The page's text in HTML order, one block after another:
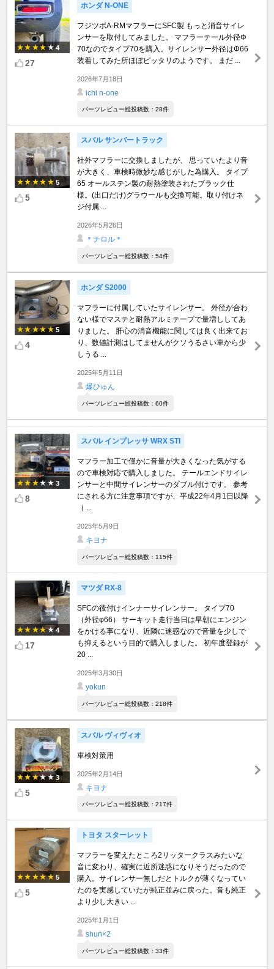
4
27
ホンダ N-ONE
フジツボA-RMマフラーにSFC製 もっと消音サイレ
ンサーを取付してみました。 マフラーテール外径Φ
70なのでタイプ70を購入。サイレンサー外径はΦ66
装着してみた所ほぼピッタリのようです。 まだ ...
2026年7月18日
ichi n-one
パーツレビュー総投稿数：28件
5
5
スバル サンバートラック
社外マフラーに交換しましたが、 思っていたより音
が大きく、車検時微妙な感じがした為購入。 タイプ
65 オールステン製の耐熱塗装されたブラック仕
様。(出口だけ)グラウールも交換可能。取り付けネ
ジ付属 ...
2026年5月26日
＊チロル＊
パーツレビュー総投稿数：54件
5
4
ホンダ S2000
マフラーに付属していたサイレンサー。 外径が合わ
ない様でマステと耐熱アルミテープで量増ししてあ
りました。 肝心の消音機能に関しては良く出来てお
り、数値計測はしてませんがクソうるさい車から少
しうる ...
2025年5月11日
爆ひゅん
パーツレビュー総投稿数：60件
3
8
スバル インプレッサ WRX STI
マフラー加工で僅かに音量が大きくなった気がする
ので車検対応で購入しました。 テールエンドサイレ
ンサーと中間サイレンサーのダブル付けです。 参考
にされる方に注意事項ですが、平成22年4月1日以降
（ ...
2025年5月9日
キヨナ
パーツレビュー総投稿数：115件
4
17
マツダ RX-8
SFCの後付けインナーサイレンサー。 タイプ70
（外径φ66） サーキット走行当日は早朝にエンジン
をかける事になり、近隣に迷惑なので音量を少しで
も抑えるという目的で購入しました。 初年度登録が
20 ...
2025年3月30日
yokun
パーツレビュー総投稿数：218件
3
5
スバル ヴィヴィオ
車検対策用
2025年2月14日
キヨナ
パーツレビュー総投稿数：217件
5
5
トヨタ スターレット
マフラーを変えたところ2リッタークラスみたいな
音に変わり、確実に近所迷惑になりそうだったので
購入。サイレンサー無しだとトルクが薄くなってい
たのを実感していたが純正並みに戻った。音も純正
より少し大きい ...
2025年1月1日
shun×2
パーツレビュー総投稿数：33件